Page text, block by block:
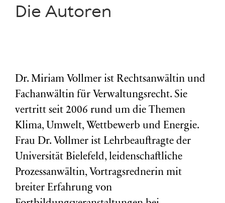
Die Autoren
Dr. Miriam Vollmer ist Rechtsanwältin und
Fachanwältin für Verwaltungsrecht. Sie
vertritt seit 2006 rund um die Themen
Klima, Umwelt, Wettbewerb und Energie.
Frau Dr. Vollmer ist Lehrbeauftragte der
Universität Bielefeld, leidenschaftliche
Prozessanwältin, Vortragsrednerin mit
breiter Erfahrung von